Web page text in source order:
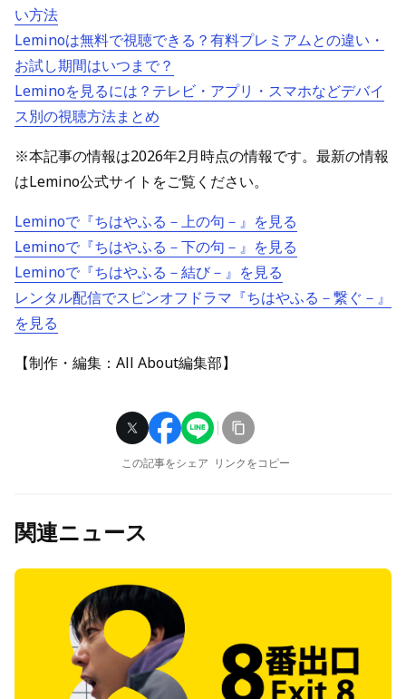
い方法
Leminoは無料で視聴できる？有料プレミアムとの違い・
お試し期間はいつまで？
Leminoを見るには？テレビ・アプリ・スマホなどデバイ
ス別の視聴方法まとめ
※本記事の情報は2026年2月時点の情報です。最新の情報
はLemino公式サイトをご覧ください。
Leminoで『ちはやふる－上の句－』を見る
Leminoで『ちはやふる－下の句－』を見る
Leminoで『ちはやふる－結び－』を見る
レンタル配信でスピンオフドラマ『ちはやふる－繋ぐ－』
を見る
【制作・編集：All About編集部】
この記事をシェア リンクをコピー
関連ニュース